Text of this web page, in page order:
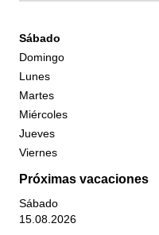
Sábado
Domingo
Lunes
Martes
Miércoles
Jueves
Viernes
Próximas vacaciones
Sábado
15.08.2026